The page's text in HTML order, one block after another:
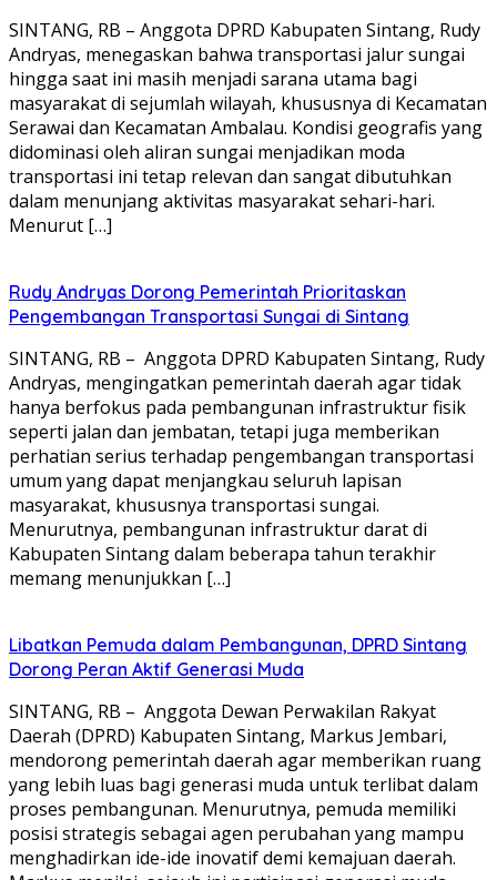
SINTANG, RB – Anggota DPRD Kabupaten Sintang, Rudy
Andryas, menegaskan bahwa transportasi jalur sungai
hingga saat ini masih menjadi sarana utama bagi
masyarakat di sejumlah wilayah, khususnya di Kecamatan
Serawai dan Kecamatan Ambalau. Kondisi geografis yang
didominasi oleh aliran sungai menjadikan moda
transportasi ini tetap relevan dan sangat dibutuhkan
dalam menunjang aktivitas masyarakat sehari-hari.
Menurut […]
Rudy Andryas Dorong Pemerintah Prioritaskan
Pengembangan Transportasi Sungai di Sintang
SINTANG, RB – Anggota DPRD Kabupaten Sintang, Rudy
Andryas, mengingatkan pemerintah daerah agar tidak
hanya berfokus pada pembangunan infrastruktur fisik
seperti jalan dan jembatan, tetapi juga memberikan
perhatian serius terhadap pengembangan transportasi
umum yang dapat menjangkau seluruh lapisan
masyarakat, khususnya transportasi sungai.
Menurutnya, pembangunan infrastruktur darat di
Kabupaten Sintang dalam beberapa tahun terakhir
memang menunjukkan […]
Libatkan Pemuda dalam Pembangunan, DPRD Sintang
Dorong Peran Aktif Generasi Muda
SINTANG, RB – Anggota Dewan Perwakilan Rakyat
Daerah (DPRD) Kabupaten Sintang, Markus Jembari,
mendorong pemerintah daerah agar memberikan ruang
yang lebih luas bagi generasi muda untuk terlibat dalam
proses pembangunan. Menurutnya, pemuda memiliki
posisi strategis sebagai agen perubahan yang mampu
menghadirkan ide-ide inovatif demi kemajuan daerah.